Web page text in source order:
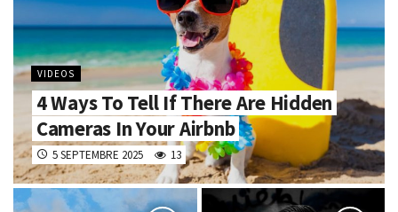
VIDEOS
4 Ways To Tell If There Are Hidden
Cameras In Your Airbnb
5 SEPTEMBRE 2025 13